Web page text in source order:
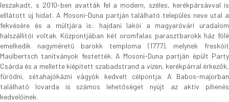
leszakadt, s 2010-ben avatták fel a modern, széles, kerékpársávval is
elllátott új hidat. A Mosoni-Duna partján található település neve utal a
fekvésére és a múltjára is: hajdani lakói a magyaróvári uradalom
halszállítói voltak. Központjában két oromfalas parasztbarokk ház fölé
emelkedik nagyméretű barokk temploma (1777), melynek freskóit
Maulbertsch tanítványok festették. A Mosoni-Duna partján épült Party
Csárda és a mellette kiépített szabadstrand a vízen, kerékpárral érkezők,
fürödni, sétahajókázni vágyók kedvelt célpontja. A Babos-majorban
található lovarda is számos lehetőséget nyújt az aktív pihenés
kedvelőinek.